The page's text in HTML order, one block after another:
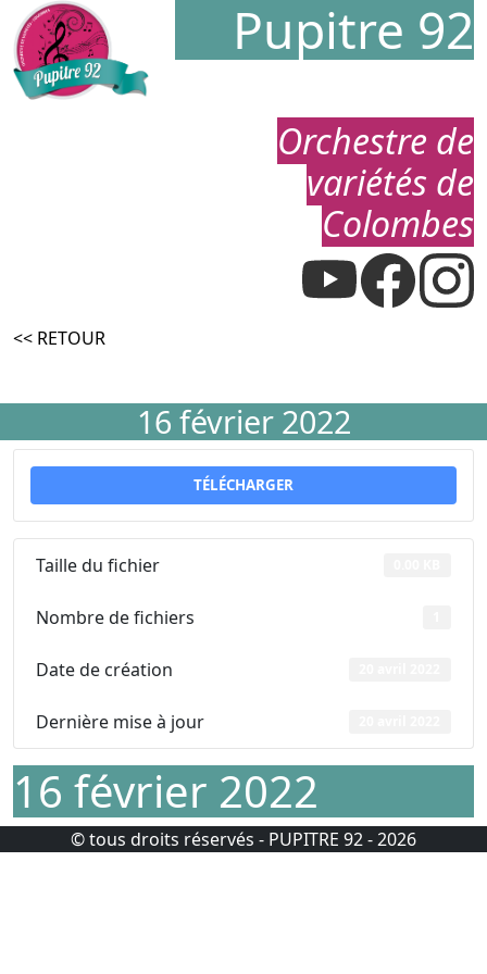
Pupitre 92
Orchestre de
variétés de
Colombes
<< RETOUR
16 février 2022
TÉLÉCHARGER
Taille du fichier
Nombre de fichiers
Date de création
Dernière mise à jour
16 février 2022
© tous droits réservés - PUPITRE 92 - 2026